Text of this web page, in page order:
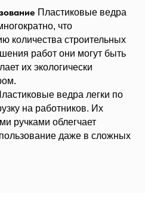
Пластиковые ведра
что
количества строительных
работ они могут быть
их экологически
ведра легки по
на работников. Их
ручками облегчает
даже в сложных